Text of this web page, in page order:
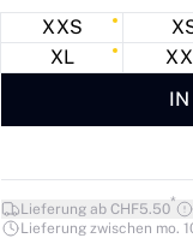
XXS
XL
IN
Lieferung ab CHF5.50*
Lieferung zwischen mo.